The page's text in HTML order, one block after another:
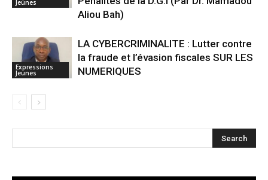
Jeunes
Aliou Bah)
Expressions
Jeunes
LA CYBERCRIMINALITE : Lutter contre
la fraude et l’évasion fiscales SUR LES
NUMERIQUES